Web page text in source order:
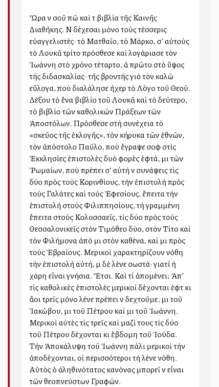
Ὧρα νὰ σοῦ πῶ καὶ τὰ βιβλία τῆς Καινῆς
Διαθήκης. Νὰ δέχεσαι μόνο τοὺς τέσσερις
εὐαγγελιστές· τὸ Ματθαῖο, τὸ Μάρκο, σ’ αὐτοὺς
τὸ Λουκᾶ τρίτο πρόσθεσε καὶ λογάριασε τὸν
Ἰωάννη στὸ χρόνο τέταρτο, ἀλλὰ πρῶτο στὸ ὕψος
τῆς διδασκαλίας· τῆς βροντῆς γιὸ τὸν καλῶ
εὔλογα, ποὺ διαλάλησε ἠχερὰ τὸ Λόγο τοῦ Θεοῦ.
Δέξου τὸ ἕνα βιβλίο τοῦ Λουκᾶ καὶ τὸ δεύτερο,
τὸ βιβλίο τῶν καθολικῶν Πράξεων τῶν
Ἀποστόλων. Πρόσθεσε στὴ συνέχεια τὸ
«σκεῦος τῆς ἐκλογῆς», τὸν κήρυκα τῶν ἐθνῶν,
τὸν ἀπόστολο Παῦλο, ποὺ ἔγραψε σοφὰ στὶς
Ἐκκλησίες ἐπιστολὲς δυὸ φορὲς ἑφτά, μιὰ τῶν
Ῥωμαίων, ποὺ πρέπει σ’ αὐτὴ νὰ συνάψεις τὶς
δύο πρὸς τοὺς Κορινθίους, τὴν ἐπιστολὴ πρὸς
τοὺς Γαλάτες καὶ τοὺς Ἐφεσίους, ἔπειτα τὴν
ἐπιστολὴ στοὺς Φιλιππησίους, τὴ γραμμένη
ἔπειτα στοὺς Κολοσσαεῖς, τὶς δύο πρὸς τοὺς
Θεσσαλονικεῖς στὸν Τιμόθεο δύο, στὸν Τίτο καὶ
τὸν Φιλήμονα ἀπὸ μιὰ στὸν καθένα, καὶ μιὰ πρὸς
τοὺς Ἑβραίους. Μερικοὶ χαρακτηρίζουν νόθη
τὴν ἐπιστολὴ αὐτή, μὰ δὲ λένε σωστά· γιατί ἡ
χάρη εἶναι γνήσια. Ἔτσι. Καὶ τί ἀπομένει; Ἀπ’
τὶς καθολικὲς ἐπιστολές μερικοὶ δέχονται ἑφτὰ κι
ἄλλοι τρεῖς μόνο λένε πρέπει νὰ δεχτοῦμε, μιὰ τοῦ
Ἰακώβου, μιὰ τοῦ Πέτρου καὶ μιὰ τοῦ Ἰωάννη.
Μερικοὶ αὐτὲς τὶς τρεῖς καὶ μαζὶ τους τὶς δύο
τοῦ Πέτρου δέχονται κι ἕβδομη τοῦ Ἰούδα.
Τὴν Ἀποκάλυψη τοῦ Ἰωάννη πάλι μερικοὶ τὴν
ἀποδέχονται, οἱ περισσότεροι τὴ λένε νόθη.
Αὐτὸς ὁ ἀληθινότατος κανόνας μπορεῖ νὰ εἶναι
τῶν θεοπνεύστων Γραφῶν.